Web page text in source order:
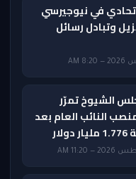
في نيوجيرسي
وتبادل رسائل
الشيوخ تمرّر
النائب العام بعد